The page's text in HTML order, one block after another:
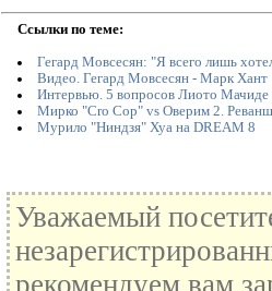
Ссылки по теме:
Гегард Мовсесян: "Я всего лишь
Видео. Гегард Мовсесян - Марк Хант
Интервью. 5 вопросов Лиото Мачиде
Мирко "Cro Cop" vs Оверим 2.
Мурило "Ниндзя" Хуа на DREAM 8
Уважаемый
рекомендуем вам